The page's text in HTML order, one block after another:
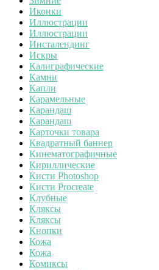
Иконки
Иллюстрации
Иллюстрации
Инсталендинг
Искры
Калиграфические
Камни
Капли
Карамельные
Карандаш
Карандаш
Карточки товара
Квадратный баннер
Кинематографичные
Кириллические
Кисти Photoshop
Кисти Procreate
Клубные
Кляксы
Кляксы
Кнопки
Кожа
Кожа
Комиксы